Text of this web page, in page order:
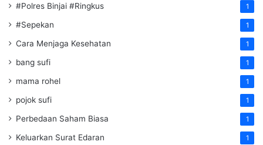
#Polres Binjai #Ringkus 1
#Sepekan 1
Cara Menjaga Kesehatan 1
bang sufi 1
mama rohel 1
pojok sufi 1
Perbedaan Saham Biasa 1
Keluarkan Surat Edaran 1